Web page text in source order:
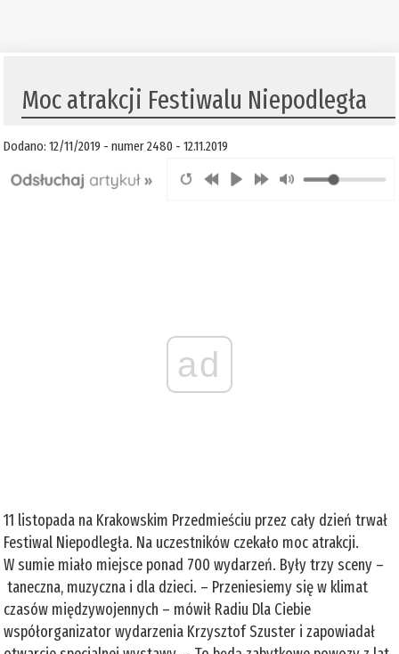
Moc atrakcji Festiwalu Niepodległa
Dodano: 12/11/2019 - numer 2480 - 12.11.2019
ad
11 listopada na Krakowskim Przedmieściu przez cały dzień trwał
Festiwal Niepodległa. Na uczestników czekało moc atrakcji.
W sumie miało miejsce ponad 700 wydarzeń. Były trzy sceny –
taneczna, muzyczna i dla dzieci. – Przeniesiemy się w klimat
czasów międzywojennych – mówił Radiu Dla Ciebie
współorganizator wydarzenia Krzysztof Szuster i zapowiadał